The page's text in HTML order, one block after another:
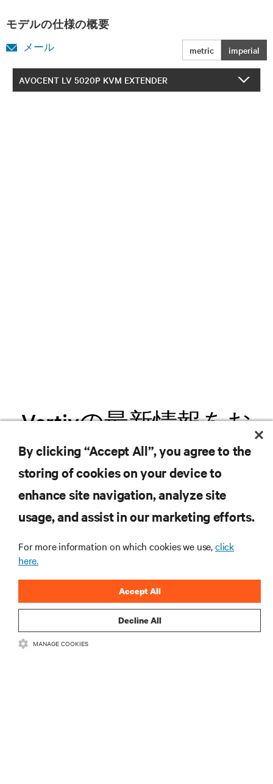
モデルの仕様の概要
metric imperial
メール
AVOCENT LV 5020P KVM EXTENDER
Vertivの最新情報をお
届けします
.新製品や業界動向に関する最新情
報をメールでお届けします。ぜひ
ご登録ください。
登録する
By clicking “Accept All”, you agree to the
storing of cookies on your device to
enhance site navigation, analyze site
usage, and assist in our marketing efforts.
For more information on which cookies we use,click
here.
Decline All
Accept All
MANAGE COOKIES